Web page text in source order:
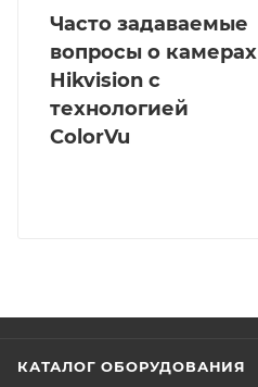
Часто задаваемые
вопросы о камерах
Hikvision с
технологией
ColorVu
КАТАЛОГ ОБОРУДОВАНИЯ